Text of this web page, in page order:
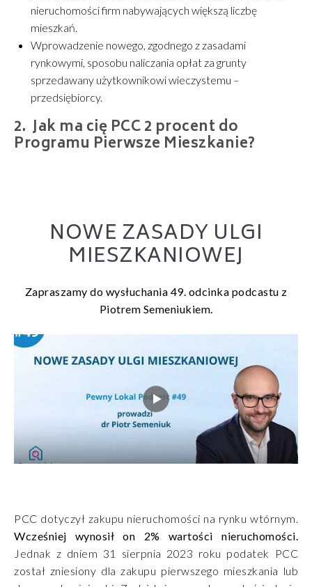
nieruchomości firm nabywających większą liczbę
mieszkań.
Wprowadzenie nowego, zgodnego z zasadami
rynkowymi, sposobu naliczania opłat za grunty
sprzedawany użytkownikowi wieczystemu –
przedsiębiorcy.
Jak ma cię PCC 2 procent do
Programu Pierwsze Mieszkanie?
NOWE ZASADY ULGI
MIESZKANIOWEJ
Zapraszamy do wysłuchania 49. odcinka podcastu z
Piotrem Semeniukiem.
PCC dotyczył zakupu nieruchomości na rynku wtórnym.
Wcześniej wynosił on 2% wartości nieruchomości.
Jednak z dniem 31 sierpnia 2023 roku podatek PCC
został zniesiony dla zakupu pierwszego mieszkania lub